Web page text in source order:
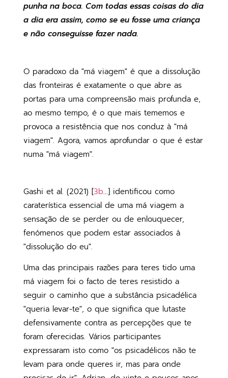
punha na boca. Com todas essas coisas do dia
a dia era assim, como se eu fosse uma criança
e não conseguisse fazer nada.
O paradoxo da "má viagem" é que a dissolução
das fronteiras é exatamente o que abre as
portas para uma compreensão mais profunda e,
ao mesmo tempo, é o que mais tememos e
provoca a resistência que nos conduz à "má
viagem". Agora, vamos aprofundar o que é estar
numa "má viagem".
Gashi et al. (2021) [3b...] identificou como
caraterística essencial de uma má viagem a
sensação de se perder ou de enlouquecer,
fenómenos que podem estar associados à
"dissolução do eu".
Uma das principais razões para teres tido uma
má viagem foi o facto de teres resistido a
seguir o caminho que a substância psicadélica
"queria levar-te", o que significa que lutaste
defensivamente contra as percepções que te
foram oferecidas. Vários participantes
expressaram isto como "os psicadélicos não te
levam para onde queres ir, mas para onde